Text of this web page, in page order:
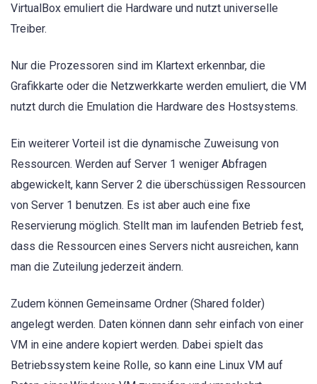
VirtualBox emuliert die Hardware und nutzt universelle
Treiber.
Nur die Prozessoren sind im Klartext erkennbar, die
Grafikkarte oder die Netzwerkkarte werden emuliert, die VM
nutzt durch die Emulation die Hardware des Hostsystems.
Ein weiterer Vorteil ist die dynamische Zuweisung von
Ressourcen. Werden auf Server 1 weniger Abfragen
abgewickelt, kann Server 2 die überschüssigen Ressourcen
von Server 1 benutzen. Es ist aber auch eine fixe
Reservierung möglich. Stellt man im laufenden Betrieb fest,
dass die Ressourcen eines Servers nicht ausreichen, kann
man die Zuteilung jederzeit ändern.
Zudem können Gemeinsame Ordner (Shared folder)
angelegt werden. Daten können dann sehr einfach von einer
VM in eine andere kopiert werden. Dabei spielt das
Betriebssystem keine Rolle, so kann eine Linux VM auf